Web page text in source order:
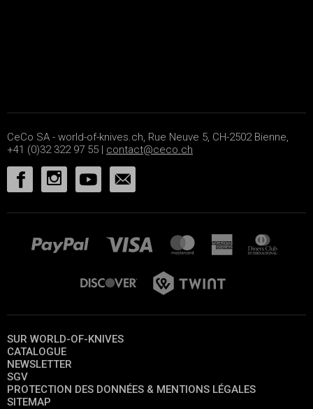
CeCo SA - world-of-knives.ch, Rue Neuve 5, CH-2502 Bienne,
+41 (0)32 322 97 55 | contact@ceco.ch
SUR WORLD-OF-KNIVES
CATALOGUE
NEWSLETTER
SGV
PROTECTION DES DONNÉES & MENTIONS LÉGALES
SITEMAP